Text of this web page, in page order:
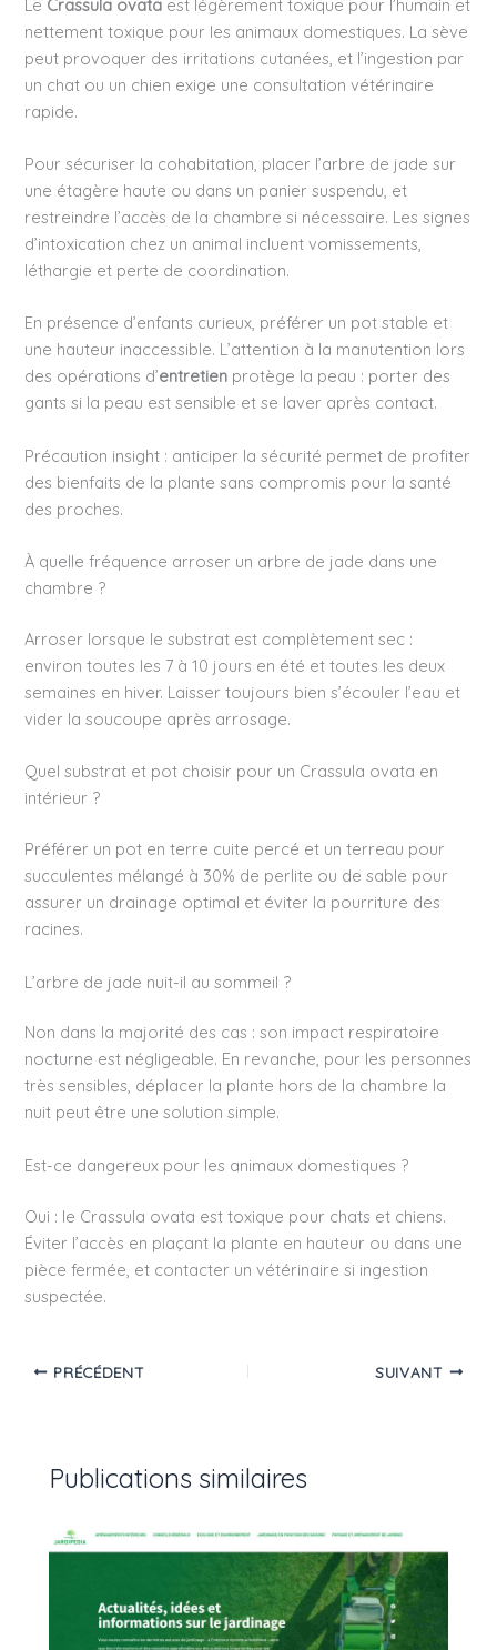
Le Crassula ovata est légèrement toxique pour l’humain et
nettement toxique pour les animaux domestiques. La sève
peut provoquer des irritations cutanées, et l’ingestion par
un chat ou un chien exige une consultation vétérinaire
rapide.
Pour sécuriser la cohabitation, placer l’arbre de jade sur
une étagère haute ou dans un panier suspendu, et
restreindre l’accès de la chambre si nécessaire. Les signes
d’intoxication chez un animal incluent vomissements,
léthargie et perte de coordination.
En présence d’enfants curieux, préférer un pot stable et
une hauteur inaccessible. L’attention à la manutention lors
des opérations d’entretien protège la peau : porter des
gants si la peau est sensible et se laver après contact.
Précaution insight : anticiper la sécurité permet de profiter
des bienfaits de la plante sans compromis pour la santé
des proches.
À quelle fréquence arroser un arbre de jade dans une
chambre ?
Arroser lorsque le substrat est complètement sec :
environ toutes les 7 à 10 jours en été et toutes les deux
semaines en hiver. Laisser toujours bien s’écouler l’eau et
vider la soucoupe après arrosage.
Quel substrat et pot choisir pour un Crassula ovata en
intérieur ?
Préférer un pot en terre cuite percé et un terreau pour
succulentes mélangé à 30% de perlite ou de sable pour
assurer un drainage optimal et éviter la pourriture des
racines.
L’arbre de jade nuit-il au sommeil ?
Non dans la majorité des cas : son impact respiratoire
nocturne est négligeable. En revanche, pour les personnes
très sensibles, déplacer la plante hors de la chambre la
nuit peut être une solution simple.
Est-ce dangereux pour les animaux domestiques ?
Oui : le Crassula ovata est toxique pour chats et chiens.
Éviter l’accès en plaçant la plante en hauteur ou dans une
pièce fermée, et contacter un vétérinaire si ingestion
suspectée.
PRÉCÉDENT SUIVANT
Publications similaires